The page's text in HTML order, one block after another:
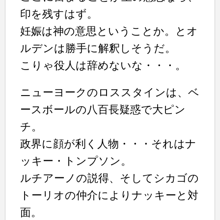
印を残すはず。
妊娠は神の意思ということか。とオ
ルデンは勝手に解釈しそうだ。
こりゃ役人は辞めないな・・・。
ニューヨークのロススタインは、ベ
ースボールの八百長疑惑で大ピン
チ。
政界に顔が利く人物・・・それはナ
ッキー・トンプソン。
ルチアーノの説得、そしてシカゴの
トーリオの仲介によりナッキーと対
面。